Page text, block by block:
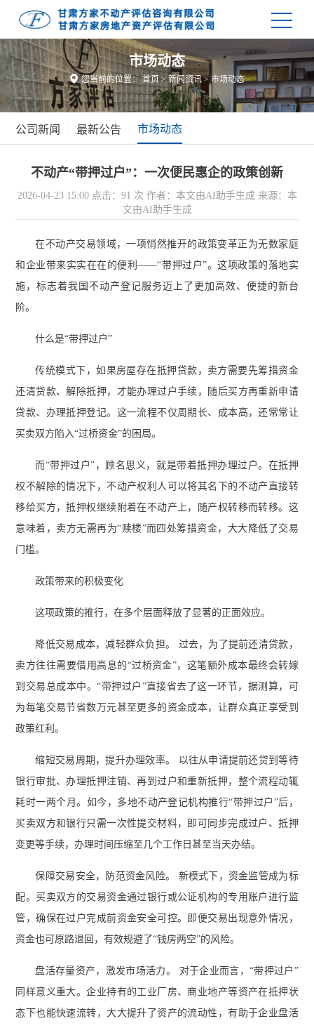
市场动态
您当前的位置：首页>新闻资讯> 市场动态
公司新闻 最新公告 市场动态
不动产“带押过户”：一次便民惠企的政策创新
2026-04-23 15:00 点击：91 次 作者：本文由AI助手生成 来源：本
文由AI助手生成
在不动产交易领域，一项悄然推开的政策变革正为无数家庭
和企业带来实实在在的便利——“带押过户”。这项政策的落地实
施，标志着我国不动产登记服务迈上了更加高效、便捷的新台
阶。
什么是“带押过户”
传统模式下，如果房屋存在抵押贷款，卖方需要先筹措资金
还清贷款、解除抵押，才能办理过户手续，随后买方再重新申请
贷款、办理抵押登记。这一流程不仅周期长、成本高，还常常让
买卖双方陷入“过桥资金”的困局。
而“带押过户”，顾名思义，就是带着抵押办理过户。在抵押
权不解除的情况下，不动产权利人可以将其名下的不动产直接转
移给买方，抵押权继续附着在不动产上，随产权转移而转移。这
意味着，卖方无需再为“赎楼”而四处筹措资金，大大降低了交易
门槛。
政策带来的积极变化
这项政策的推行，在多个层面释放了显著的正面效应。
降低交易成本，减轻群众负担。 过去，为了提前还清贷款，
卖方往往需要借用高息的“过桥资金”，这笔额外成本最终会转嫁
到交易总成本中。“带押过户”直接省去了这一环节，据测算，可
为每笔交易节省数万元甚至更多的资金成本，让群众真正享受到
政策红利。
缩短交易周期，提升办理效率。 以往从申请提前还贷到等待
银行审批、办理抵押注销、再到过户和重新抵押，整个流程动辄
耗时一两个月。如今，多地不动产登记机构推行“带押过户”后，
买卖双方和银行只需一次性提交材料，即可同步完成过户、抵押
变更等手续，办理时间压缩至几个工作日甚至当天办结。
保障交易安全，防范资金风险。 新模式下，资金监管成为标
配。买卖双方的交易资金通过银行或公证机构的专用账户进行监
管，确保在过户完成前资金安全可控。即便交易出现意外情况，
资金也可原路退回，有效规避了“钱房两空”的风险。
盘活存量资产，激发市场活力。 对于企业而言，“带押过户”
同样意义重大。企业持有的工业厂房、商业地产等资产在抵押状
态下也能快速流转，大大提升了资产的流动性，有助于企业盘活